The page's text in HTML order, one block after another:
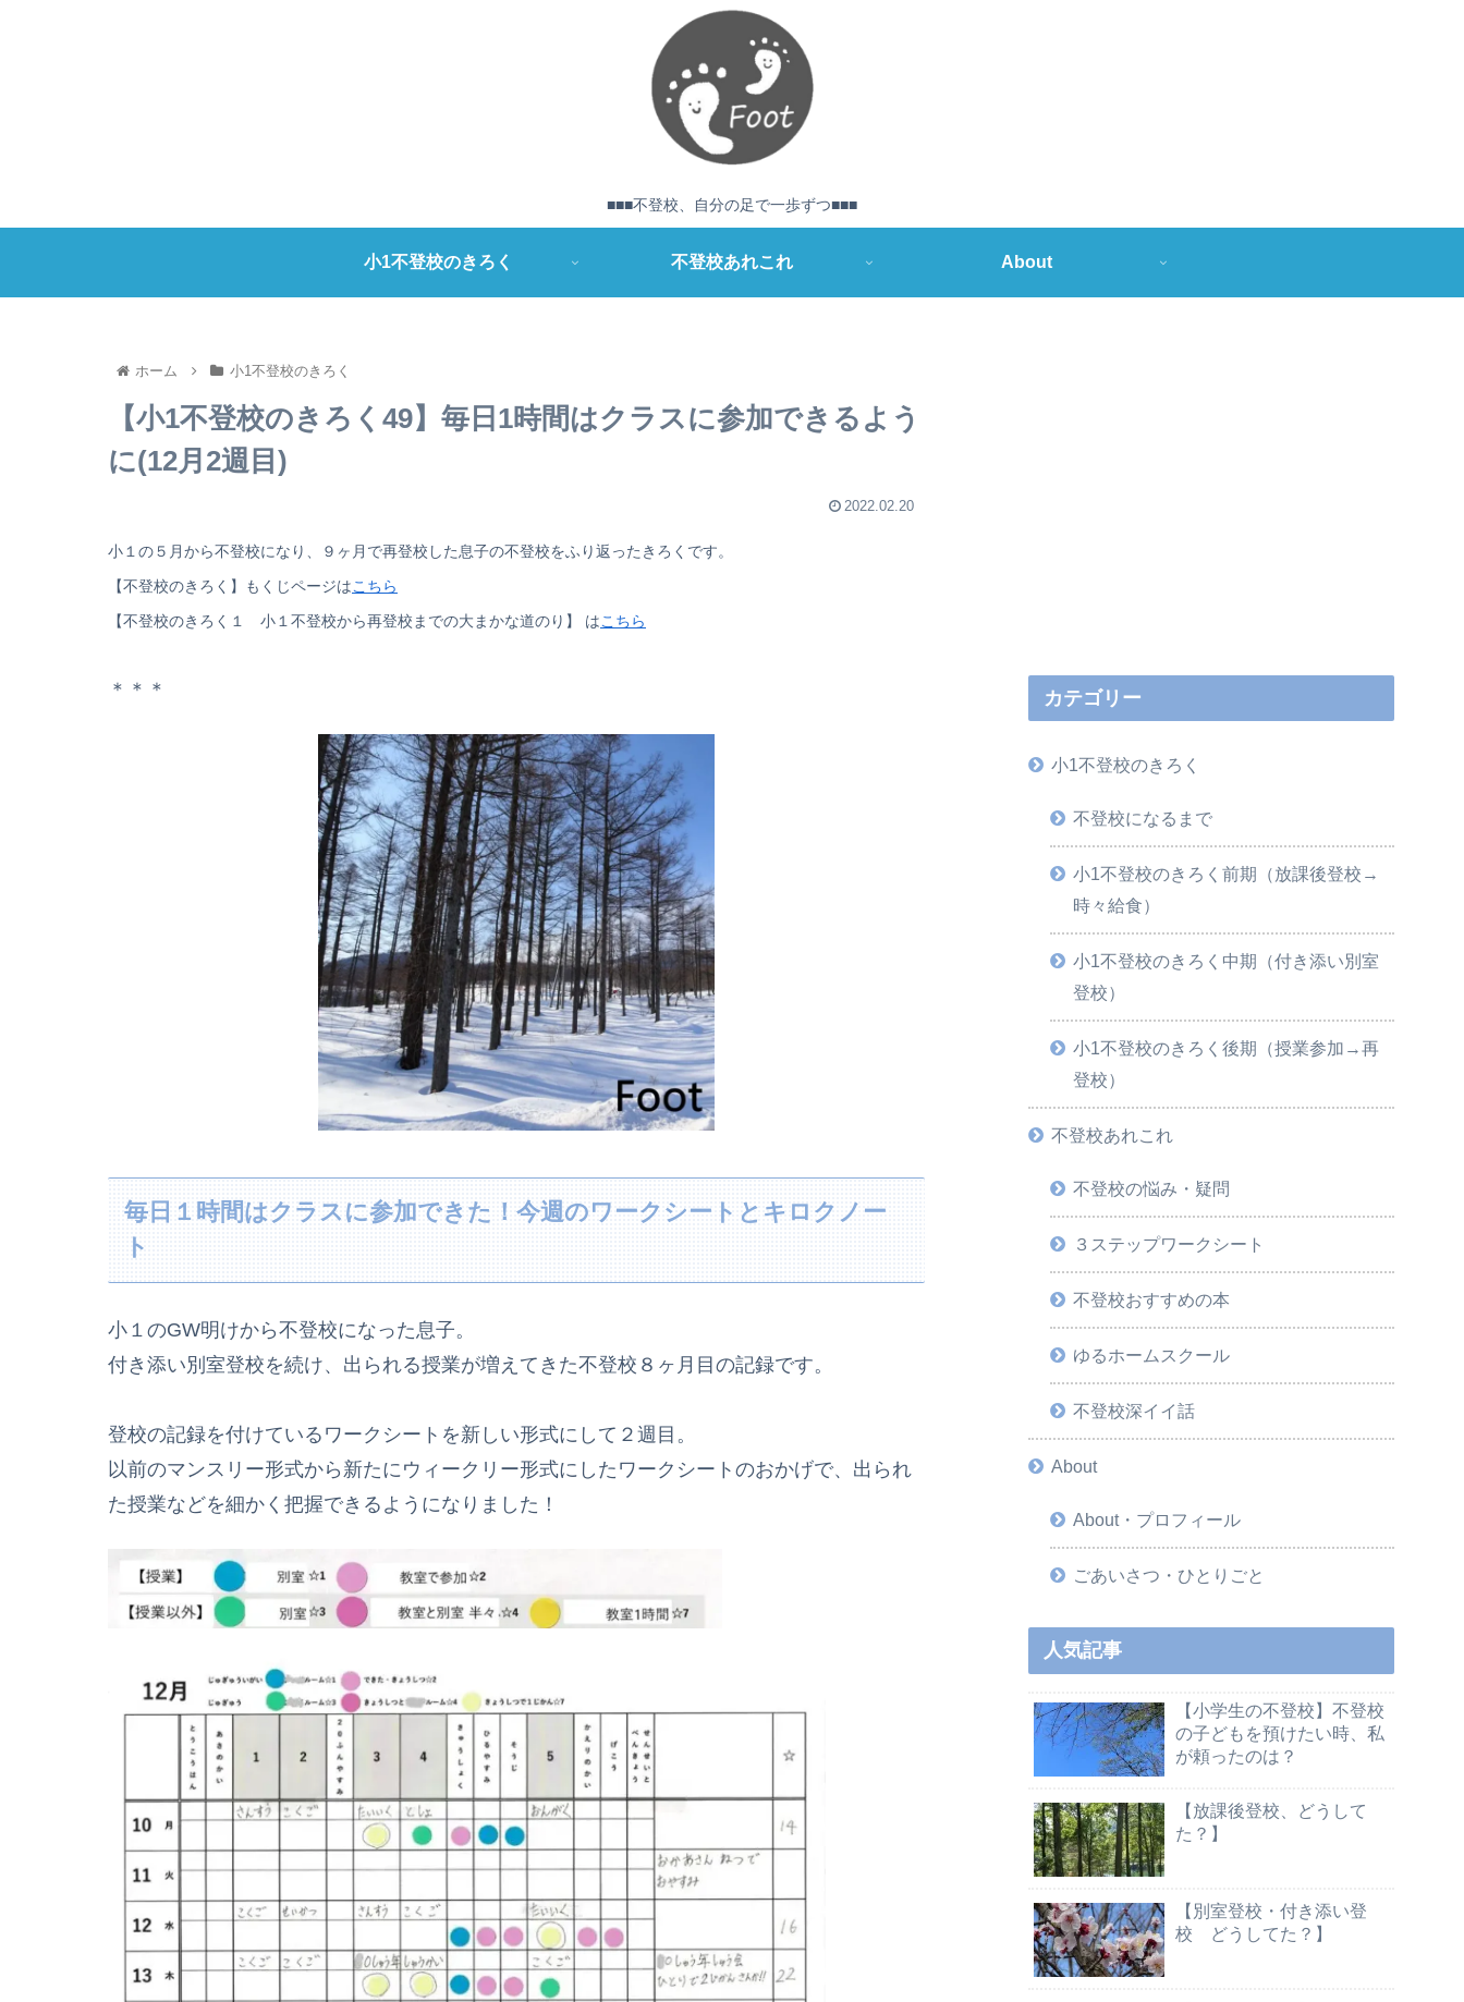
■■■不登校、自分の足で一歩ずつ■■■
小1不登校のきろく 不登校あれこれ About
ホーム 小1不登校のきろく
【小1不登校のきろく49】毎日1時間はクラスに参加できるよう
に(12月2週目)
2022.02.20
小１の５月から不登校になり、９ヶ月で再登校した息子の不登校をふり返ったきろくです。
【不登校のきろく】もくじページはこちら
【不登校のきろく１ 小１不登校から再登校までの大まかな道のり】 はこちら
＊＊＊
毎日１時間はクラスに参加できた！今週のワークシートとキロクノー
ト
小１のGW明けから不登校になった息子。
付き添い別室登校を続け、出られる授業が増えてきた不登校８ヶ月目の記録です。
登校の記録を付けているワークシートを新しい形式にして２週目。
以前のマンスリー形式から新たにウィークリー形式にしたワークシートのおかげで、出られ
た授業などを細かく把握できるようになりました！
カテゴリー
小1不登校のきろく
不登校になるまで
小1不登校のきろく前期（放課後登校→
時々給食）
小1不登校のきろく中期（付き添い別室
登校）
小1不登校のきろく後期（授業参加→再
登校）
不登校あれこれ
不登校の悩み・疑問
３ステップワークシート
不登校おすすめの本
ゆるホームスクール
不登校深イイ話
About
About・プロフィール
ごあいさつ・ひとりごと
人気記事
【小学生の不登校】不登校
の子どもを預けたい時、私
が頼ったのは？
【放課後登校、どうして
た？】
【別室登校・付き添い登
校 どうしてた？】